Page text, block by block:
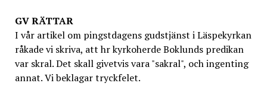
GVRÄTTAR
I vår artikel om pingstdagens gudstjänst i Läspekyrkan
råkade vi skriva, att hr kyrkoherde Boklunds predikan
var skral. Det skall givetvis vara "sakral", och ingenting
annat. Vi beklagar tryckfelet.